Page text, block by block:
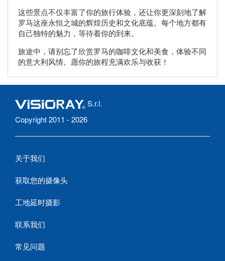
这些景点不仅丰富了你的旅行体验，还让你更深刻地了解
罗马这座永恒之城的辉煌历史和文化底蕴。每个地方都有
自己独特的魅力，等待着你的到来。
旅途中，请别忘了欣赏罗马的咖啡文化和美食，体验不同
的意大利风情。愿你的旅程充满欢乐与收获！
S.r.l.
Copyright 2011 - 2026
关于我们
获取您的摄像头
工地延时摄影
联系我们
常见问题